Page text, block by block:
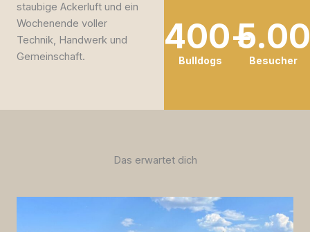
staubige Ackerluft und ein
Wochenende voller
Technik, Handwerk und
Gemeinschaft.
Bulldogs
400+
Besucher
Das erwartet dich